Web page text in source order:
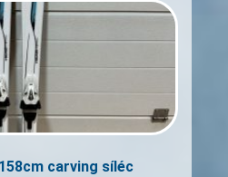
carving síléc